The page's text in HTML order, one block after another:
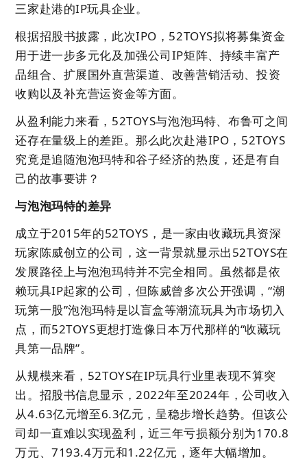
三家赴港的IP玩具企业。
根据招股书披露，此次IPO，52TOYS拟将募集资金
用于进一步多元化及加强公司IP矩阵、持续丰富产
品组合、扩展国外直营渠道、改善营销活动、投资
收购以及补充营运资金等方面。
从盈利能力来看，52TOYS与泡泡玛特、布鲁可之间
还存在量级上的差距。那么此次赴港IPO，52TOYS
究竟是追随泡泡玛特和谷子经济的热度，还是有自
己的故事要讲？
与泡泡玛特的差异
成立于2015年的52TOYS，是一家由收藏玩具资深
玩家陈威创立的公司，这一背景就显示出52TOYS在
发展路径上与泡泡玛特并不完全相同。虽然都是依
赖玩具IP起家的公司，但陈威曾多次公开强调，“潮
玩第一股”泡泡玛特是以盲盒等潮流玩具为市场切入
点，而52TOYS更想打造像日本万代那样的“收藏玩
具第一品牌”。
从规模来看，52TOYS在IP玩具行业里表现不算突
出。招股书信息显示，2022年至2024年，公司收入
从4.63亿元增至6.3亿元，呈稳步增长趋势。但该公
司却一直难以实现盈利，近三年亏损额分别为170.8
万元、7193.4万元和1.22亿元，逐年大幅增加。